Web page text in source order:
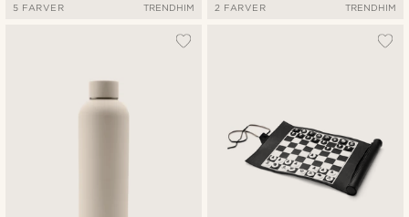
5 FARVER TRENDHIM 2 FARVER TRENDHIM